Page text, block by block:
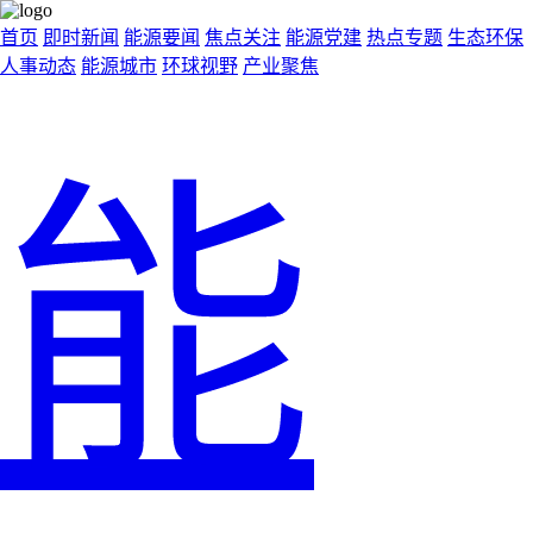
首页 即时新闻 能源要闻 焦点关注 能源党建 热点专题 生态环保
人事动态 能源城市 环球视野 产业聚焦
能